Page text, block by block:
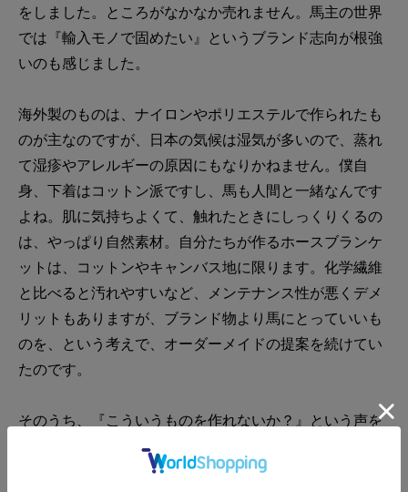
をしました。ところがなかなか売れません。馬主の世界
では『輸入モノで固めたい』というブランド志向が根強
いのも感じました。
海外製のものは、ナイロンやポリエステルで作られたも
のが主なのですが、日本の気候は湿気が多いので、蒸れ
て湿疹やアレルギーの原因にもなりかねません。僕自
身、下着はコットン派ですし、馬も人間と一緒なんです
よね。肌に気持ちよくて、触れたときにしっくりくるの
は、やっぱり自然素材。自分たちが作るホースブランケ
ットは、コットンやキャンバス地に限ります。化学繊維
と比べると汚れやすいなど、メンテナンス性が悪くデメ
リットもありますが、ブランド物より馬にとっていいも
のを、という考えで、オーダーメイドの提案を続けてい
たのです。
そのうち、『こういうものを作れないか？』という声を
いただくようになりました。例えば、乗馬用のヘルメッ
トやブーツを入れる専用のバッグ。キャンバス地にレザ